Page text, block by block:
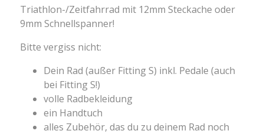
Triathlon-/Zeitfahrrad mit 12mm Steckache oder
9mm Schnellspanner!
Bitte vergiss nicht:
Dein Rad (außer Fitting S) inkl. Pedale (auch
bei Fitting S!)
volle Radbekleidung
ein Handtuch
alles Zubehör, das du zu deinem Rad noch